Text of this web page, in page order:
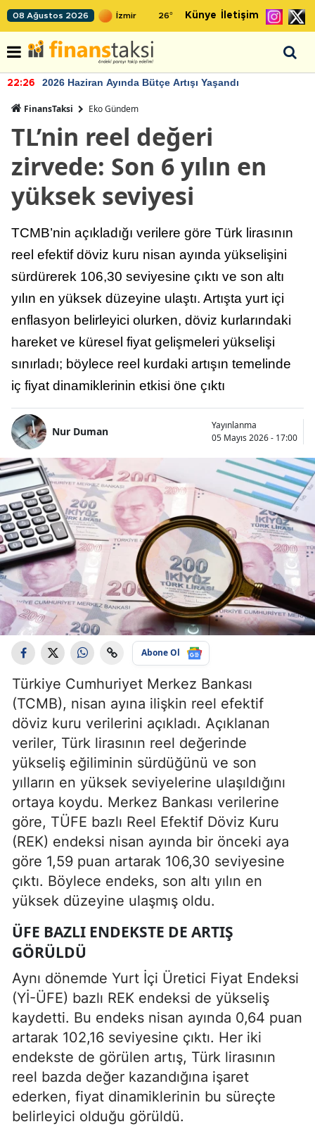
08 Ağustos 2026 26° Künye İletişim
22:26 2026 Haziran Ayında Bütçe Artışı Yaşandı
FinansTaksi Eko Gündem
TL’nin reel değeri
zirvede: Son 6 yılın en
yüksek seviyesi
TCMB’nin açıkladığı verilere göre Türk lirasının
reel efektif döviz kuru nisan ayında yükselişini
sürdürerek 106,30 seviyesine çıktı ve son altı
yılın en yüksek düzeyine ulaştı. Artışta yurt içi
enflasyon belirleyici olurken, döviz kurlarındaki
hareket ve küresel fiyat gelişmeleri yükselişi
sınırladı; böylece reel kurdaki artışın temelinde
iç fiyat dinamiklerinin etkisi öne çıktı
Nur Duman
Yayınlanma
05 Mayıs 2026 - 17:00
Abone Ol
Türkiye Cumhuriyet Merkez Bankası
(TCMB), nisan ayına ilişkin reel efektif
döviz kuru verilerini açıkladı. Açıklanan
veriler, Türk lirasının reel değerinde
yükseliş eğiliminin sürdüğünü ve son
yılların en yüksek seviyelerine ulaşıldığını
ortaya koydu. Merkez Bankası verilerine
göre, TÜFE bazlı Reel Efektif Döviz Kuru
(REK) endeksi nisan ayında bir önceki aya
göre 1,59 puan artarak 106,30 seviyesine
çıktı. Böylece endeks, son altı yılın en
yüksek düzeyine ulaşmış oldu.
ÜFE BAZLI ENDEKSTE DE ARTIŞ
GÖRÜLDÜ
Aynı dönemde Yurt İçi Üretici Fiyat Endeksi
(Yİ-ÜFE) bazlı REK endeksi de yükseliş
kaydetti. Bu endeks nisan ayında 0,64 puan
artarak 102,16 seviyesine çıktı. Her iki
endekste de görülen artış, Türk lirasının
reel bazda değer kazandığına işaret
ederken, fiyat dinamiklerinin bu süreçte
belirleyici olduğu görüldü.